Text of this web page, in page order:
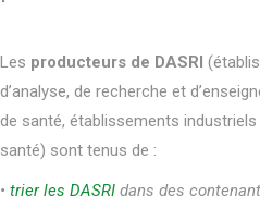
Les producteurs de DASRI
d’analyse, de recherche et
de santé, établissements
santé) sont tenus de :
• trier les DASRI dans des